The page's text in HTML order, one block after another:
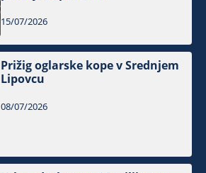
15/07/2026
Prižig oglarske kope v Srednjem
Lipovcu
08/07/2026